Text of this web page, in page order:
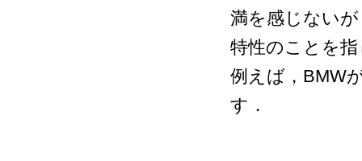
満を感じない
特性のことを
例えば，BMW
す．